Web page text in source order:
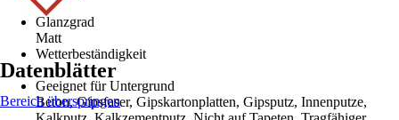
1 mm
Glanzgrad
Matt
Wetterbeständigkeit
-
Geeignet für Untergrund
Beton, Gipsfaser, Gipskartonplatten, Gipsputz, Innenputze,
Datenblätter
Bereich überspringen